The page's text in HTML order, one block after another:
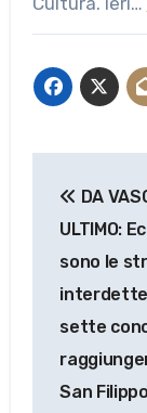
articoli
DA
ULTIMO:
sono le
sette
San